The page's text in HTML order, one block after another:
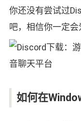
你还没有尝试过
吧，相信你一定会
如何在